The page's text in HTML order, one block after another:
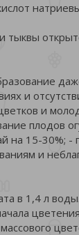
тыквы
и
и
плодов
на 15-30%; -
и
в 1,4 л